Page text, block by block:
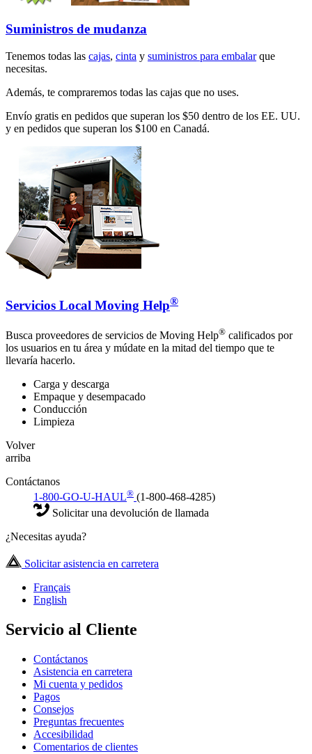
Suministros de mudanza
Tenemos todas las cajas, cinta y suministros para embalarque
necesitas.
Además, te compraremos todas las cajas que no uses.
Envío gratis en pedidos que superan los $50 dentro de los EE. UU.
y en pedidos que superan los $100 en Canadá.
Servicios Local Moving Help®
Busca proveedores de servicios de Moving Help® calificados por
los usuarios en tu área y múdate en la mitad del tiempo que te
llevaría hacerlo.
Carga y descarga
Empaque y desempacado
Conducción
Limpieza
Volver
arriba
Contáctanos
1-800-GO-U-HAUL® (1-800-468-4285)
Solicitar una devolución de llamada
¿Necesitas ayuda?
Solicitar asistencia en carretera
Français
English
Servicio al Cliente
Contáctanos
Asistencia en carretera
Mi cuenta y pedidos
Pagos
Consejos
Preguntas frecuentes
Accesibilidad
Comentarios de clientes